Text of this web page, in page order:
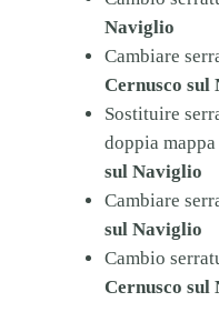
Naviglio
Cambiare
Cernusco sul
Sostituire
doppia
sul Naviglio
Cambiare
sul Naviglio
Cambio
Cernusco sul